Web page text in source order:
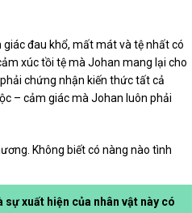
đau khổ, mất mát và tệ nhất có
xúc tồi tệ mà Johan mang lại cho
chứng nhận kiến ​​thức tất cả
– cảm giác mà Johan luôn phải
Không biết có nàng nào tình
xuất hiện của nhân vật này có